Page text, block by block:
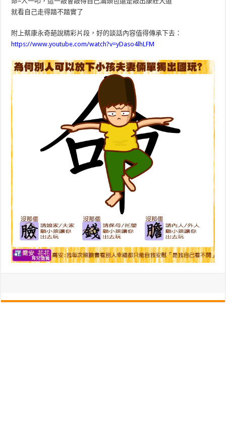
就看自己走得踏不踏實了
附上蔡康永奇葩說精彩片段，好的談話內容值得傳承下去：
https://www.youtube.com/watch?v=yDaso4lhLFM